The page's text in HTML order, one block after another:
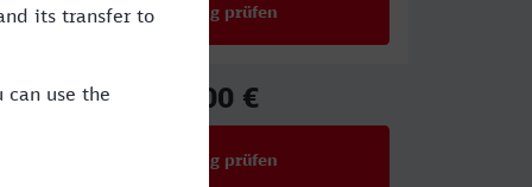
Verbindung prüfen
51,00 €
Verbindung prüfen